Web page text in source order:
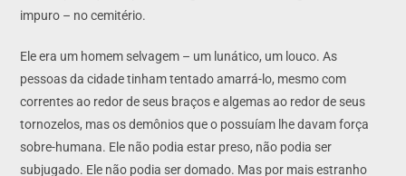
impuro – no cemitério.
Ele era um homem selvagem – um lunático, um louco. As
pessoas da cidade tinham tentado amarrá-lo, mesmo com
correntes ao redor de seus braços e algemas ao redor de seus
tornozelos, mas os demônios que o possuíam lhe davam força
sobre-humana. Ele não podia estar preso, não podia ser
subjugado. Ele não podia ser domado. Mas por mais estranho